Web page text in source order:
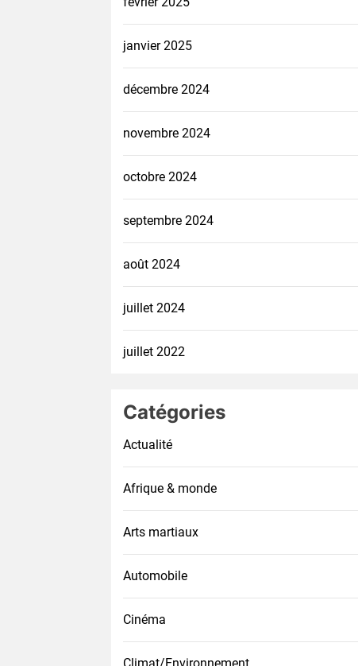
janvier 2025
décembre 2024
novembre 2024
octobre 2024
septembre 2024
août 2024
juillet 2024
juillet 2022
Catégories
Actualité
Afrique & monde
Arts martiaux
Automobile
Cinéma